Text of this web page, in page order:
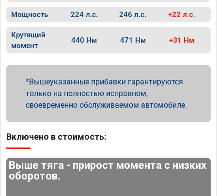
Мощность 224 л.с. 246 л.с. +22 л.с.
Крутящий
момент
440 Нм 471 Нм +31 Нм
Вышеуказанные прибавки гарантируются
только на полностью исправном,
своевременно обслуживаемом автомобиле.
Включено в стоимость:
Выше тяга - прирост момента с низких
оборотов.